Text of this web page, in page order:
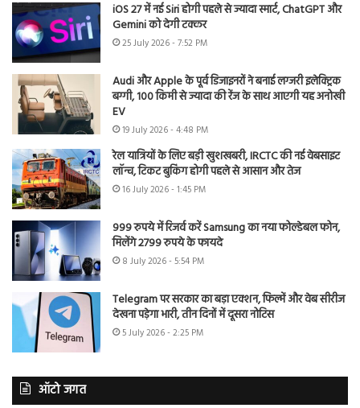
iOS 27 में नई Siri होगी पहले से ज्यादा स्मार्ट, ChatGPT और
Gemini को देगी टक्कर
25 July 2026 - 7:52 PM
Audi और Apple के पूर्व डिजाइनरों ने बनाई लग्जरी इलेक्ट्रिक
बग्गी, 100 किमी से ज्यादा की रेंज के साथ आएगी यह अनोखी
EV
19 July 2026 - 4:48 PM
रेल यात्रियों के लिए बड़ी खुशखबरी, IRCTC की नई वेबसाइट
लॉन्च, टिकट बुकिंग होगी पहले से आसान और तेज
16 July 2026 - 1:45 PM
999 रुपये में रिजर्व करें Samsung का नया फोल्डेबल फोन,
मिलेंगे 2799 रुपये के फायदे
8 July 2026 - 5:54 PM
Telegram पर सरकार का बड़ा एक्शन, फिल्में और वेब सीरीज
देखना पड़ेगा भारी, तीन दिनों में दूसरा नोटिस
5 July 2026 - 2:25 PM
ऑटो जगत